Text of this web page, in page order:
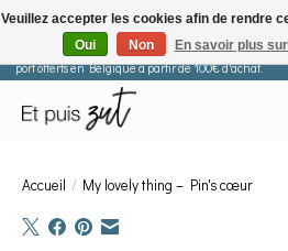
Les commandes passées après le 29 juillet seront
port offerts en Belgique à partir de 100€ d'achat.
Accueil / My lovely thing – Pin's cœur
Veuillez accepter les cookies afin de rendre
Oui
Non En savoir plus